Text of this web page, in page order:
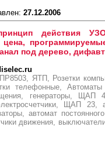
27.12.2006
действия
цена,
под дерево,
ЯТП, Розетки
телефонные,
генераторы, ЩАП
ЩАП 23,
автомат
движения,